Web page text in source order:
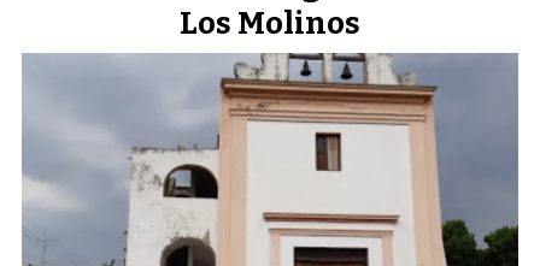
Los Molinos